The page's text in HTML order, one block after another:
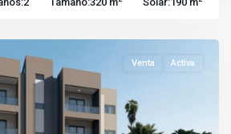
Venta Activa